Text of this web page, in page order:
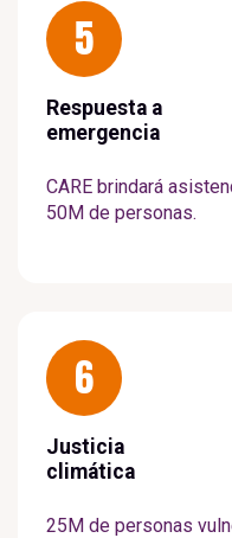
5
Respuesta a
emergencia
CARE brindará
50M de personas.
6
Justicia
climática
25M de personas